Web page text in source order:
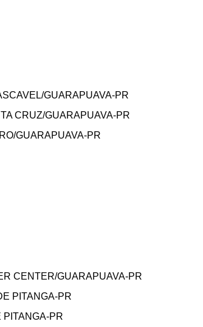
GUARAPUAVA-PR
CRUZ/GUARAPUAVA-PR
GUARAPUAVA-PR
CENTER/GUARAPUAVA-PR
PITANGA-PR
PITANGA-PR